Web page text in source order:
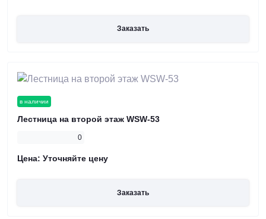
Заказать
в наличии
Лестница на второй этаж WSW-53
0
Цена: Уточняйте цену
Заказать